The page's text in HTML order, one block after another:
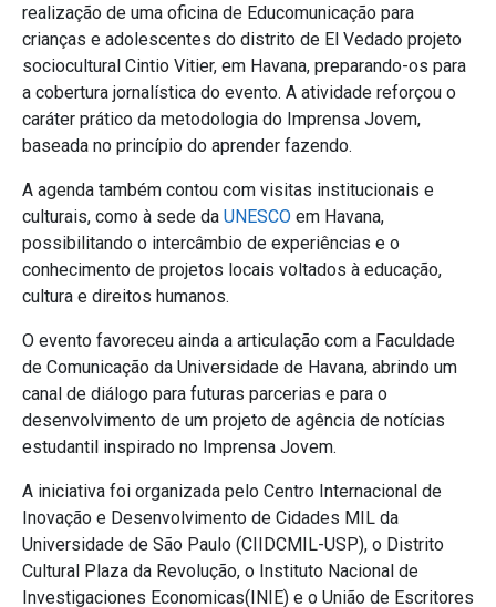
realização de uma oficina de Educomunicação para
crianças e adolescentes do distrito de El Vedado projeto
sociocultural Cintio Vitier, em Havana, preparando-os para
a cobertura jornalística do evento. A atividade reforçou o
caráter prático da metodologia do Imprensa Jovem,
baseada no princípio do aprender fazendo.
A agenda também contou com visitas institucionais e
culturais, como à sede da UNESCO em Havana,
possibilitando o intercâmbio de experiências e o
conhecimento de projetos locais voltados à educação,
cultura e direitos humanos.
O evento favoreceu ainda a articulação com a Faculdade
de Comunicação da Universidade de Havana, abrindo um
canal de diálogo para futuras parcerias e para o
desenvolvimento de um projeto de agência de notícias
estudantil inspirado no Imprensa Jovem.
A iniciativa foi organizada pelo Centro Internacional de
Inovação e Desenvolvimento de Cidades MIL da
Universidade de São Paulo (CIIDCMIL-USP), o Distrito
Cultural Plaza da Revolução, o Instituto Nacional de
Investigaciones Economicas(INIE) e o União de Escritores